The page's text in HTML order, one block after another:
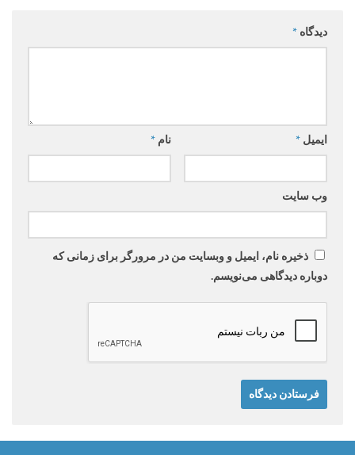
دیدگاه *
نام * ایمیل *
وب‌ سایت
ذخیره نام، ایمیل و وبسایت من در مرورگر برای زمانی که
دوباره دیدگاهی می‌نویسم.